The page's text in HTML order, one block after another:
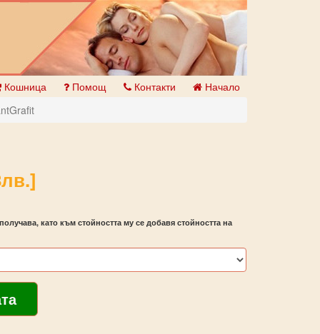
Кошница Помощ Контакти Начало
като към стойността му се добавя стойността на